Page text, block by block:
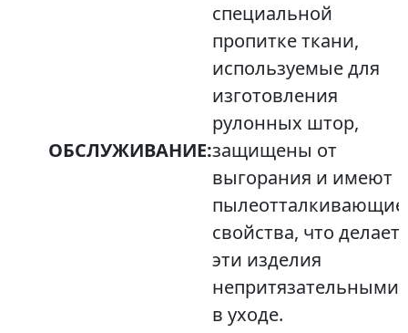
ОБСЛУЖИВАНИЕ:
специальной
пропитке ткани,
используемые для
изготовления
рулонных штор,
защищены от
выгорания и имеют
пылеотталкивающие
свойства, что делает
эти изделия
непритязательными
в уходе.